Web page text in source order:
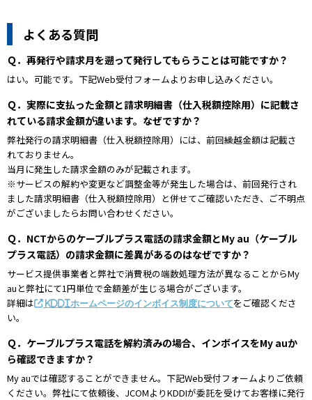
よくある質問
Ｑ．再発行や請求月を遡って発行してもらうことは可能ですか？
はい。可能です。下記Web受付フォームよりお申し込みください。
Ｑ．実際に支払った金額と請求明細書（仕入税額控除用）に記載さ
れている請求金額が違います。なぜですか？
弊社発行の請求明細書（仕入税額控除用）には、前回繰越金額は記載さ
れておりません。
当月に発生した請求金額のみが記載されます。
※サービスの解約や変更など調整金等が発生した場合は、前回発行され
ました請求明細書（仕入税額控除用）と併せてご確認いただき、ご不明点
がございましたらお問い合わせください。
Ｑ．NCTからのケーブルプラス電話の請求金額とMy au（ケーブル
プラス電話）の請求金額に差異があるのはなぜですか？
サービス提供事業者と弊社で消費税の端数処理方法が異なることからMy
auと弊社にて1円単位で金額差が生じる場合がございます。
詳細は
KDDIホームページのインボイス制度についてをご確認くださ
い。
Ｑ．ケーブルプラス電話を解約済みの場合、インボイスをMy auか
ら確認できますか？
My auでは確認することができません。下記Web受付フォームよりご依頼
ください。弊社にて依頼後、JCOMよりKDDIが委託を受けてお客様に発行